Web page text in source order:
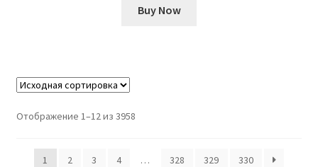
Buy Now
Отображение 1–12 из 3958
1 2 3 4 … 328 329 330